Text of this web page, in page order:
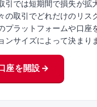
引では短期間で損失が拡
の取引でどれだけのリス
プラットフォームや口座
ンサイズによって決まり
座を開設 →